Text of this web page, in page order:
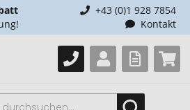
+43 (0)1 928 7854
Kontakt